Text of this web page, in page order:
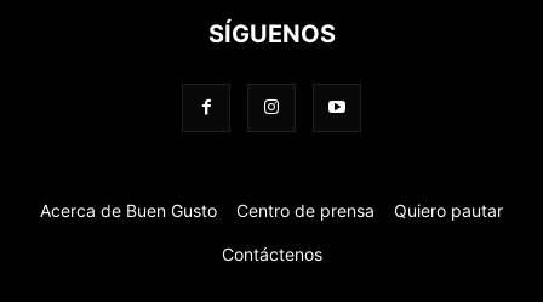
SÍGUENOS
Acerca de Buen Gusto Centro de prensa Quiero pautar
Contáctenos